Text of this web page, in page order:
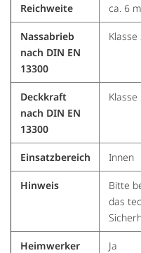
Reichweite ca. 6
Nassabrieb
nach DIN EN
13300
Deckkraft
nach DIN EN
13300
Einsatzbereich Innen
Hinweis
Bitte
das
Heimwerker
Ja